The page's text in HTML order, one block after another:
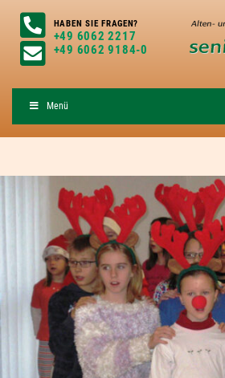
HABEN SIE FRAGEN?
+49 6062 2217
+49 6062 9184-0
Menü